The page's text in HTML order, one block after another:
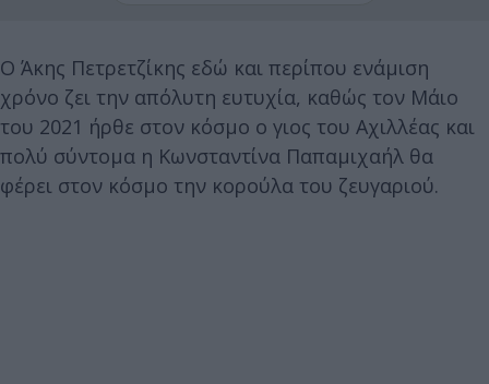
Ο Άκης Πετρετζίκης εδώ και περίπου ενάμιση
χρόνο ζει την απόλυτη ευτυχία, καθώς τον Μάιο
του 2021 ήρθε στον κόσμο ο γιος του Αχιλλέας και
πολύ σύντομα η Κωνσταντίνα Παπαμιχαήλ θα
φέρει στον κόσμο την κορούλα του ζευγαριού.